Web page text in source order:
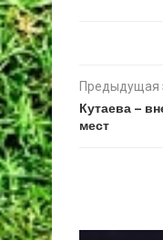
Предыдущая
Кутаева –
мест